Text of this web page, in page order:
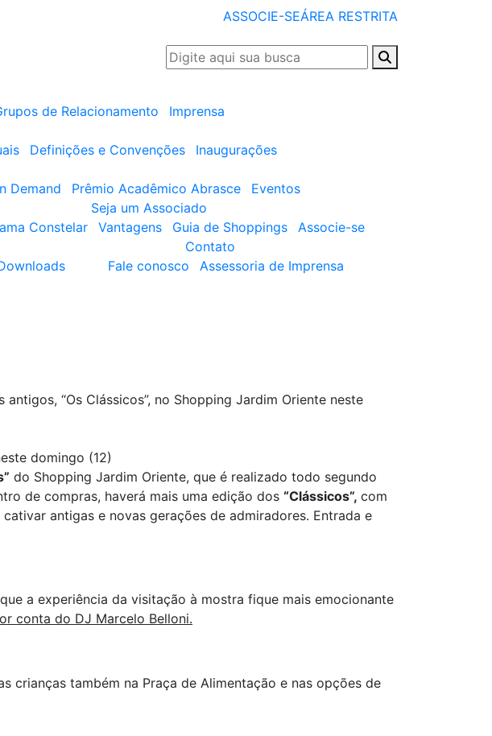
ASSOCIE-SEÁREA RESTRITA
de Relacionamento
Imprensa
Definições e Convenções
Inaugurações
Demand Prêmio Acadêmico Abrasce
Eventos
Seja um Associado
Constelar
Vantagens Guia de Shoppings
Associe-se
Contato
Fale conosco
Assessoria de Imprensa
“Os Clássicos”, no Shopping Jardim Oriente neste
domingo (12)
do Shopping Jardim Oriente, que é realizado todo segundo
de compras, haverá mais uma edição dos “Clássicos”, com
antigas e novas gerações de admiradores. Entrada e
a experiência da visitação à mostra fique mais emocionante
conta do DJ Marcelo Belloni.
também na Praça de Alimentação e nas opções de